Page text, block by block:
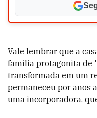
Vale lembrar que a
família protagonita de
transformada em um
permaneceu por anos
uma incorporadora,